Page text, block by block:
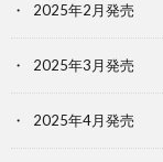
2025年2月発売
2025年3月発売
2025年4月発売